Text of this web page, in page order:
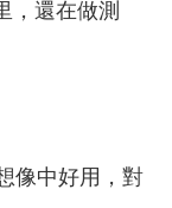
，還在做測
像中好用，對